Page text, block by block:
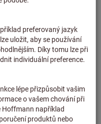
popřihlášení.